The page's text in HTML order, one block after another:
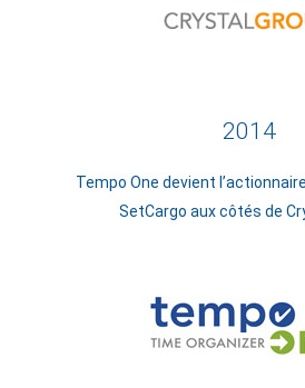
2014
Tempo One devient
SetCargo aux côtés de